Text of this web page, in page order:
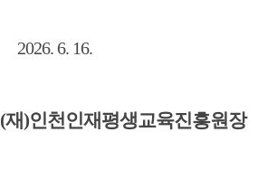
2026. 6. 16.
(재)인천인재평생교육진흥원장